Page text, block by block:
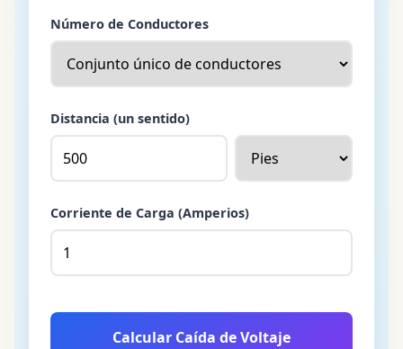
Número de Conductores
Distancia (un sentido)
Corriente de Carga (Amperios)
Calcular Caída de Voltaje